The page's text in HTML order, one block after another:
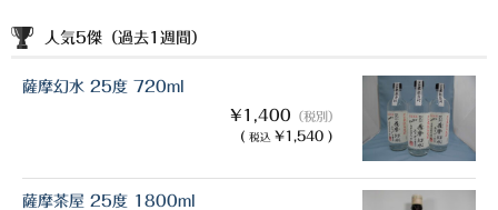
人気5傑（過去1週間）
薩摩幻水 25度 720ml
¥1,400 （税別）
( 税込 ¥1,540 )
薩摩茶屋 25度 1800ml